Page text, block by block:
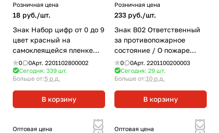
Розничная цена
18 руб./шт.
Знак Набор цифр от 0 до 9
цвет красный на
самоклеящейся пленке
НПО ПУЛЬС
0 0Арт. 2201102800002
Сегодня: 339 шт.
Больше от:5 р.д.
В корзину
Розничная цена
233 руб./шт.
Знак B02 Ответственный
за противопожарное
состояние / О пожаре
звонить 101, 112 на
самоклеящейся
фотолюминесцентной
плёнке, 200х200 НПО
0 0Арт. 2201100200003
Сегодня: 29 шт.
Больше от:10 р.д.
В корзину
Оптовая цена Оптовая цена